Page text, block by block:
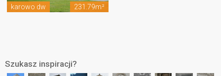
karowo dw 231.79m²
Szukasz inspiracji?